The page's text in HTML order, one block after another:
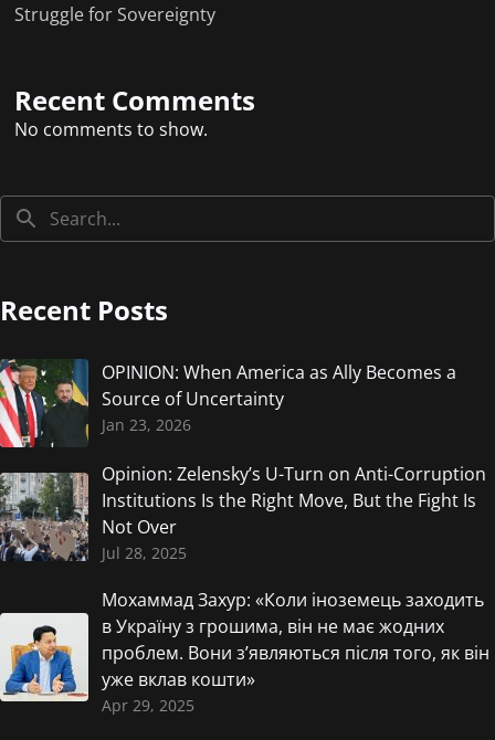
Struggle for Sovereignty
Recent Comments
No comments to show.
Recent Posts
OPINION: When America as Ally Becomes a
Source of Uncertainty
Jan 23, 2026
Opinion: Zelensky’s U-Turn on Anti-Corruption
Institutions Is the Right Move, But the Fight Is
Not Over
Jul 28, 2025
Мохаммад Захур: «Коли іноземець заходить
в Україну з грошима, він не має жодних
проблем. Вони з’являються після того, як він
уже вклав кошти»
Apr 29, 2025